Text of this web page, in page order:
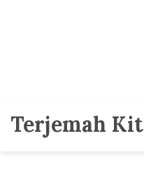
Terjemah